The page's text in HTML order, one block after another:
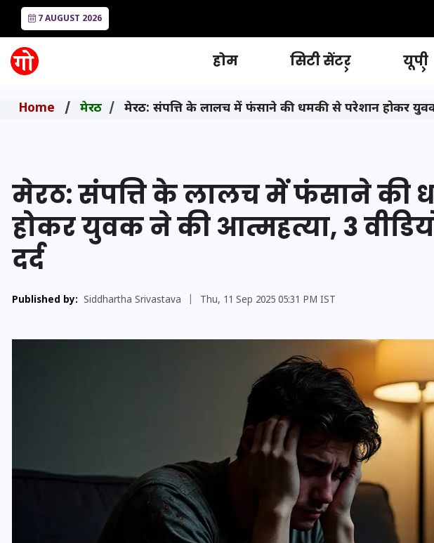
7 AUGUST 2026
होम सिटी सेंटर यूपी
Home मेरठ मेरठ: संपत्ति के लालच में फंसाने की धमकी से परेशान होकर युवक
मेरठ: संपत्ति के लालच में फंसाने की
होकर युवक ने की आत्महत्या, 3
दर्द
Published by: Siddhartha Srivastava Thu, 11 Sep 2025 05:31 PM IST
यूपी लेखपाल भर्ती: ओबीसी को
मिली बड़ी राहत, 2158 पदों पर
बंपर वैकेंसी, जनरल कोटे में भारी
वोटर
हुआ